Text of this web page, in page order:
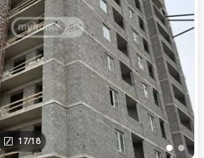
• •
17/18